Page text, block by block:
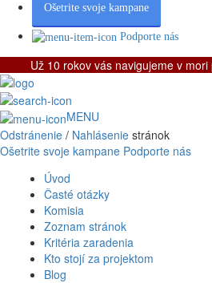
Ošetrite svoje kampane
Podporte nás
Už 10 rokov vás navigujeme v
MENU
Odstránenie / Nahlásenie stránok
Ošetrite svoje kampane Podporte nás
Úvod
Časté otázky
Komisia
Zoznam stránok
Kritéria zaradenia
Kto stojí za projektom
Blog